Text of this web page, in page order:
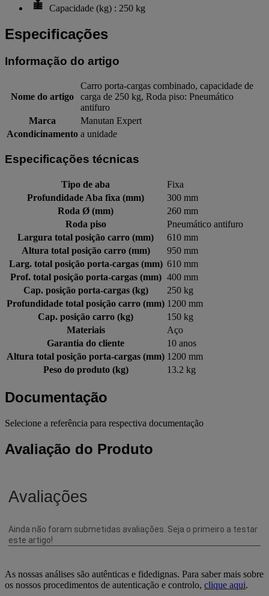
Capacidade (kg) : 250 kg
Especificações
Informação do artigo
Nome do artigo
Carro porta-cargas combinado, capacidade de
carga de 250 kg, Roda piso: Pneumático
antifuro
Marca
Manutan Expert
Acondicinamento a unidade
Especificações técnicas
Tipo de aba
Fixa
Profundidade Aba fixa (mm)
300 mm
Roda Ø (mm)
260 mm
Roda piso
Pneumático antifuro
Largura total posição carro (mm)
610 mm
Altura total posição carro (mm)
950 mm
Larg. total posição porta-cargas (mm) 610 mm
Prof. total posição porta-cargas (mm) 400 mm
Cap. posição porta-cargas (kg)
250 kg
Profundidade total posição carro (mm) 1200 mm
Cap. posição carro (kg)
150 kg
Materiais
Aço
Garantia do cliente
10 anos
Altura total posição porta-cargas (mm) 1200 mm
Peso do produto (kg)
13.2 kg
Documentação
Selecione a referência para respectiva documentação
Avaliação do Produto
As nossas análises são autênticas e fidedignas. Para saber mais sobre
os nossos procedimentos de autenticação e controlo, clique aqui.